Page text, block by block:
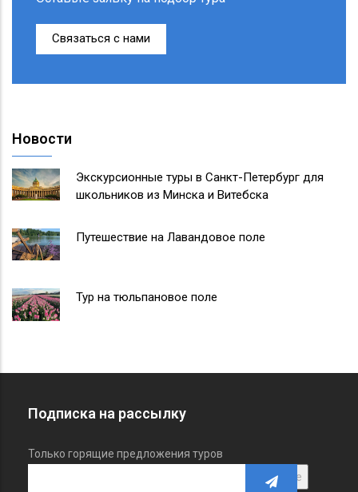
Связаться с нами
Новости
Экскурсионные туры в Санкт-Петербург для
школьников из Минска и Витебска
Путешествие на Лавандовое поле
Тур на тюльпановое поле
Подписка на рассылку
Только горящие предложения туров